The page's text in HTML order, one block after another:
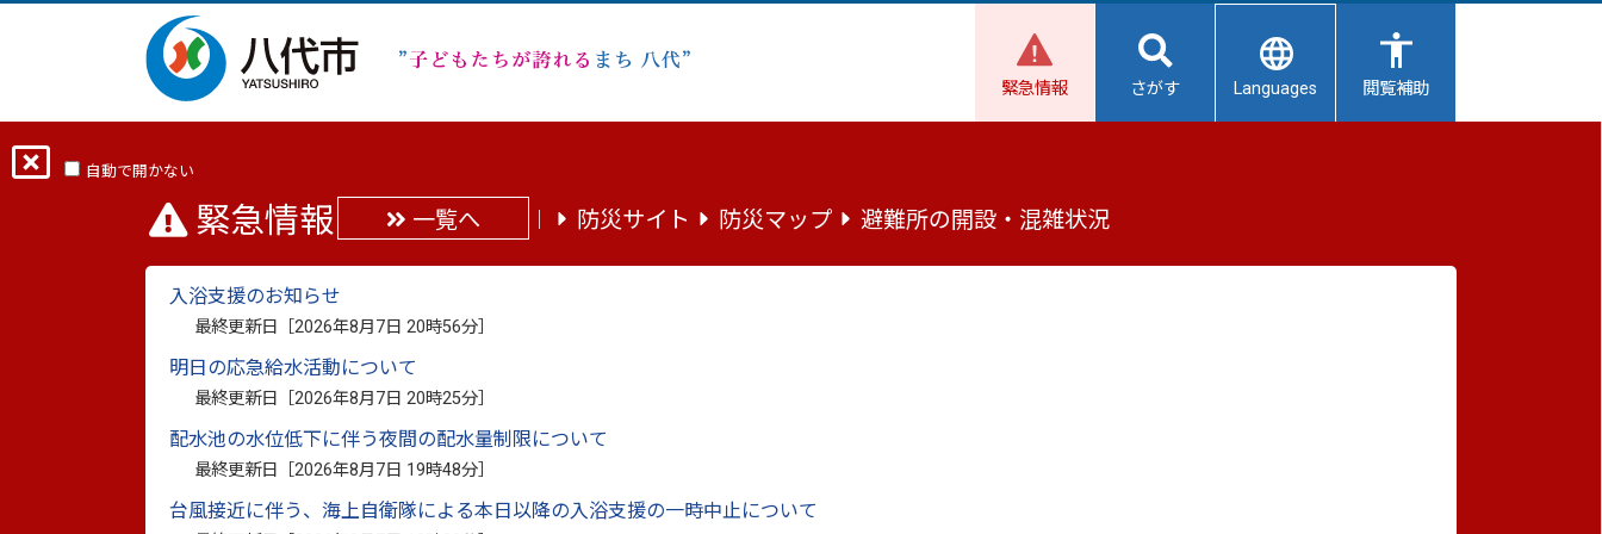
緊急情報 さがす Languages 閲覧補助
自動で開かない
緊急情報 一覧へ 防災サイト 防災マップ 避難所の開設・混雑状況
入浴支援のお知らせ
最終更新日［2026年8月7日 20時56分
明日の応急給水活動について
最終更新日［2026年8月7日 20時25分
配水池の水位低下に伴う夜間の配水量制限について
最終更新日［2026年8月7日 19時48分
台風接近に伴う、海上自衛隊による本日以降の入浴支援の一時中止について
令和７年度 市政の概要
最終更新日：2026年1月15日
【八代市政の概要】
■令和７年度
【全体】令和７年度市政の概要（PDF：20.42メガバイト）